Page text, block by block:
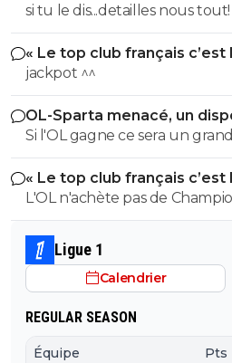
si tu le dis...detailles nous tout!
« Le top club français c’est
PSG
jackpot ^^
OL-Sparta menacé, un
Si l'OL gagne ce sera un
incroyable du farfelu sans
perd ce sera aussi une
délivrance avec un possible
« Le top club français c’est
PSG
L'OL n'achète pas de Champions League.
un point commun avec le PSG. Mdr Adidas ne se
avec l'OL qui est une valeur
Ligue 1
Calendrier
REGULAR SEASON
Équipe Pts